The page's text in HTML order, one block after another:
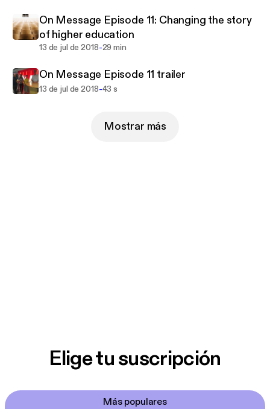
On Message Episode 11: Changing the story
of higher education
13 de jul de 2018-29 min
On Message Episode 11 trailer
13 de jul de 2018-43 s
Mostrar más
Elige tu suscripción
Más populares